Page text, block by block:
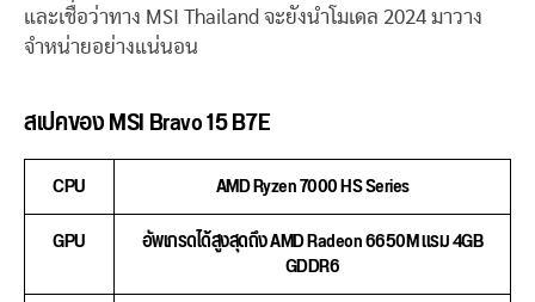
และเชื่อว่าทาง MSI Thailand จะยังนำโมเดล 2024 มาวาง
จำหน่ายอย่างแน่นอน
สเปคของ MSI Bravo 15 B7E
CPU
AMD Ryzen 7000 HS Series
GPU
อัพเกรดได้สูงสุดถึง AMD Radeon 6650M แรม 4GB
GDDR6